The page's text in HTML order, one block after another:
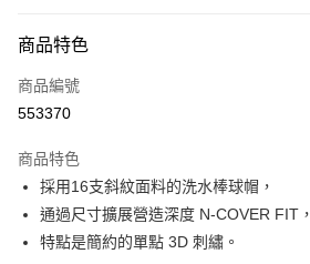
信用卡
Apple Pay
AlipayHK
WeChat Pay
商品特色
商品編號
553370
商品特色
採用16支斜紋面料的洗水棒球帽，
通過尺寸擴展營造深度 N-COVER FIT，
特點是簡約的單點 3D 刺繡。